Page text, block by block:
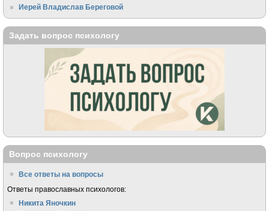
Иерей Владислав Береговой
Задать вопрос психологу
Вопрос психологу
Все ответы на вопросы
Ответы православных психологов:
Никита Яночкин